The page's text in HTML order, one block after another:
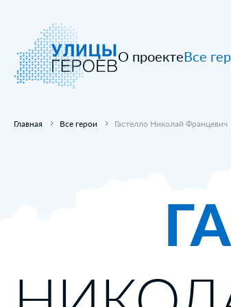
О проектеВсе
Главная Все герои Гастелло Николай Францевич